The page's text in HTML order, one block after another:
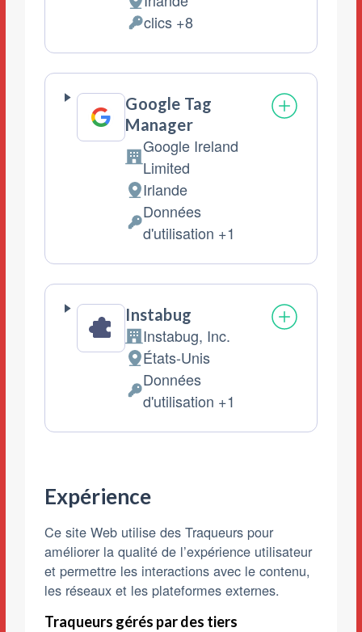
Lieu
de
traitement
:
Données
personnelles
traitées
:
clics +8
Google Tag
Manager
Entreprise:
Google Ireland
Limited
Lieu
de
traitement
:
Irlande
Données
Données
d'utilisation +1
Instabug
Entreprise:
Instabug, Inc.
Lieu
de
traitement
:
États-Unis
Données
Données
d'utilisation +1
Expérience
Ce site Web utilise des Traqueurs pour
améliorer la qualité de l’expérience utilisateur
et permettre les interactions avec le contenu,
les réseaux et les plateformes externes.
Traqueurs gérés par des tiers